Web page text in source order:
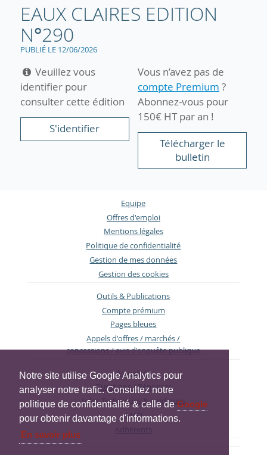
Notre site utilise Google Analytics pour
analyser notre trafic. Consultez notre
politique de confidentialité & celle de Google
pour obtenir davantage d'informations.
En savoir plus
EAUX CLAIRES EDITION
N°290
PUBLIÉ LE 12/06/2026
Veuillez vous
identifier pour
consulter cette édition
S'identifier
Vous n’avez pas de
compte Premium ?
Abonnez-vous pour
150€ HT par an !
Télécharger le
bulletin
Equipe
Offres d'emploi
Mentions légales
Politique de confidentialité
Gestion de mes données
Gestion des cookies
Outils & Publications
Compte prémium
Pages bleues
Appels d'offres / marchés /
concessions / avis d'enquête publique
Actualités
Questions / Réponses
Infos Techniques & Juridiques
AMO